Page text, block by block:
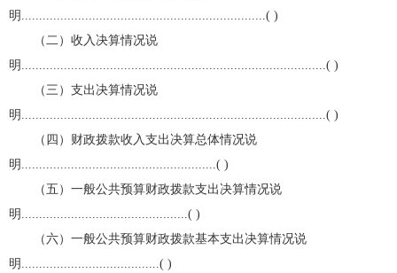
明.....................................................................( )
（二）收入决算情况说
明......................................................................................( )
（三）支出决算情况说
明......................................................................................( )
（四）财政拨款收入支出决算总体情况说
明.......................................................( )
（五）一般公共预算财政拨款支出决算情况说
明...............................................( )
（六）一般公共预算财政拨款基本支出决算情况说
明.......................................( )